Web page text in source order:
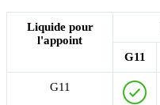
Liquide pour
l'appoint
G11
G11